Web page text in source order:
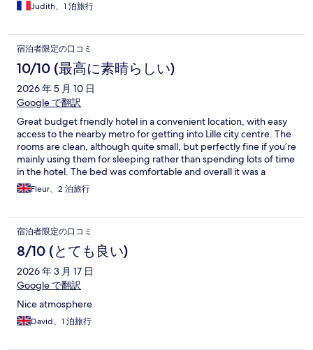
Judith、1 泊旅行
宿泊者限定の口コミ
10/10 (最高に素晴らしい)
2026 年 5 月 10 日
Google で翻訳
Great budget friendly hotel in a convenient location, with easy
access to the nearby metro for getting into Lille city centre. The
rooms are clean, although quite small, but perfectly fine if you’re
mainly using them for sleeping rather than spending lots of time
in the hotel. The bed was comfortable and overall it was a
pleasant stay. I’d definitely recommend it for short stays
Fleur、2 泊旅行
宿泊者限定の口コミ
8/10 (とても良い)
2026 年 3 月 17 日
Google で翻訳
Nice atmosphere
David、1 泊旅行